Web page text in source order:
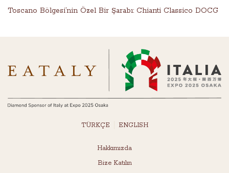
Toscano Bölgesi’nin Özel Bir Şarabı: Chianti Classico DOCG
TÜRKÇE ENGLISH
Hakkımızda
Bize Katılın